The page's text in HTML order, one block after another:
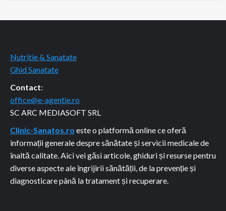
Nutritie & Sanatate
Ghid Sanatate
Contact:
office@e-agentie.ro
SC ARC MEDIASOFT SRL
Clinic-Sanatos.ro este o platformă online ce oferă
informații generale despre sănătate și servicii medicale de
înaltă calitate. Aici vei găsi articole, ghiduri și resurse pentru
diverse aspecte ale îngrijirii sănătății, de la prevenție și
diagnosticare până la tratament și recuperare.